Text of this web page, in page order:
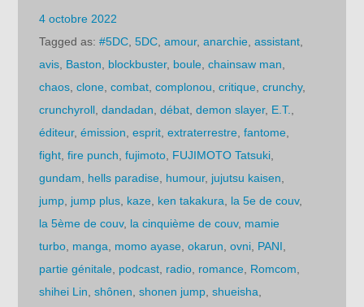
4 octobre 2022
Tagged as:#5DC ,5DC ,amour,anarchie ,assistant
avis Baston blockbuster, boule ,chainsaw man
chaos ,clone ,combat ,complonou ,critique ,crunchy,
crunchyroll ,dandadan ,débat ,demon slayer, E.T.
éditeur,émission ,esprit ,extraterrestre ,fantome
fight ,fire punch ,fujimoto FUJIMOTO Tatsuki
gundam
hells paradise humour, jujutsu kaisen
jump jump plus kaze ken takakura la 5e de couv,
la 5ème de couv, la cinquième de couv, mamie
turbo manga momo ayase ,okarun ,ovni PANI
partie génitale podcast radio romance Romcom
shihei Lin ,shônen ,shonen jump ,shueisha